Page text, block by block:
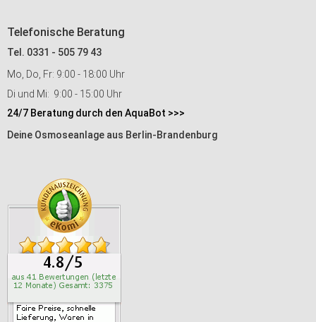
Telefonische Beratung
Tel. 0331 - 505 79 43
Mo, Do, Fr: 9:00 - 18:00 Uhr
Di und Mi: 9:00 - 15:00 Uhr
24/7 Beratung durch den AquaBot >>>
Deine Osmoseanlage aus Berlin-Brandenburg